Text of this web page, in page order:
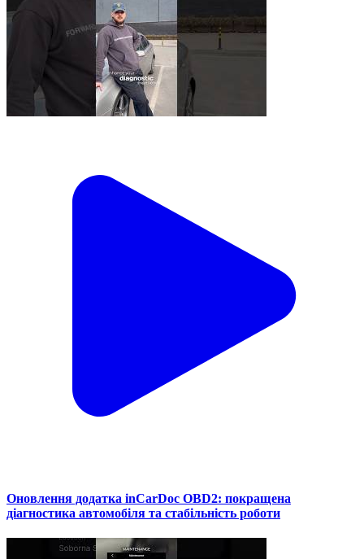
Оновлення додатка inCarDoc OBD2: покращена
діагностика автомобіля та стабільність роботи